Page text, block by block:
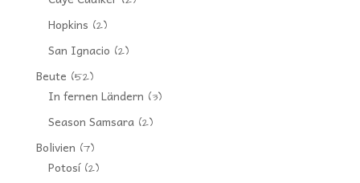
Hopkins (2)
San Ignacio (2)
Beute (52)
In fernen Ländern (3)
Season Samsara(2)
Bolivien (7)
Potosí(2)